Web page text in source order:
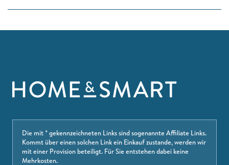
Die mit * gekennzeichneten Links sind sogenannte Affiliate Links.
Kommt über einen solchen Link ein Einkauf zustande, werden wir
mit einer Provision beteiligt. Für Sie entstehen dabei keine
Mehrkosten.